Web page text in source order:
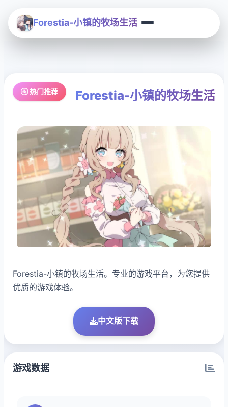
Forestia-小镇的牧场生活
🚰 热门推荐 Forestia-小镇的牧场生活
Forestia-小镇的牧场生活。专业的游戏平台，为您提供
优质的游戏体验。
中文版下载
游戏数据